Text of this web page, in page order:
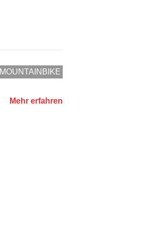
MOUNTAINBIKE
Mehr erfahren